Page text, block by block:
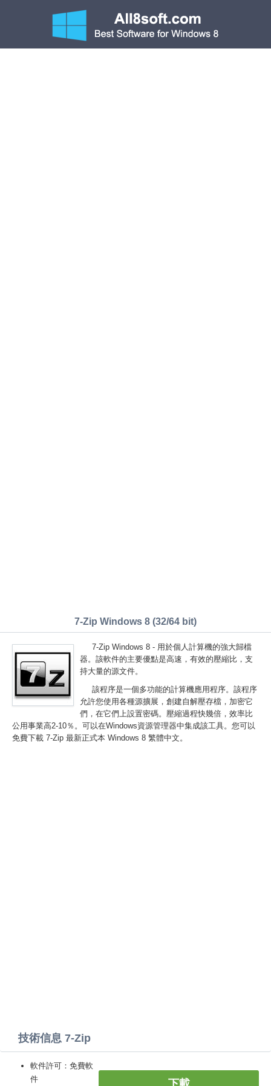
7-Zip Windows 8 (32/64 bit)
7-Zip Windows 8 - 用於個人計算機的強大歸檔
器。該軟件的主要優點是高速，有效的壓縮比，支
持大量的源文件。
該程序是一個多功能的計算機應用程序。該程序
允許您使用各種源擴展，創建自解壓存檔，加密它
們，在它們上設置密碼。壓縮過程快幾倍，效率比
公用事業高2-10％。可以在Windows資源管理器中集成該工具。您可以
免費下載 7-Zip 最新正式本 Windows 8 繁體中文。
技術信息 7-Zip
下載
軟件許可：免費軟
件